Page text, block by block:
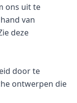
ons uit te
van
deze
door te
ontwerpen die